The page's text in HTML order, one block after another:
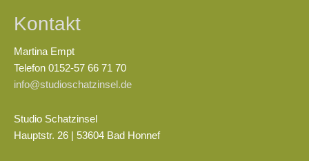
Kontakt
Martina Empt
Telefon 0152-57 66 71 70
info@studioschatzinsel.de
Studio Schatzinsel
Hauptstr. 26 | 53604 Bad Honnef